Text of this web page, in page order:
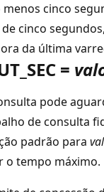
cinco
cinco
da última
=
pode
de consulta
padrão para
o tempo máximo.